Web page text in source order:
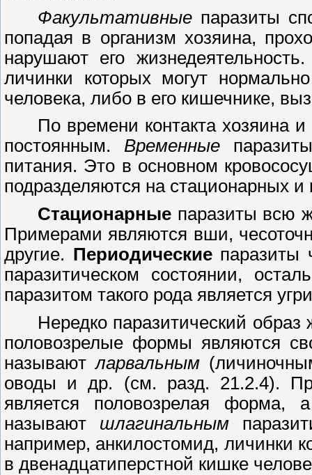
Факультативные паразиты
попадая в организм хозяина,
нарушают его
личинки которых могут
человека, либо в его кишечнике,
По времени контакта хозяина
постоянным. Временные
питания. Это в основном
подразделяются на стационарных и
Стационарные паразиты всю
Примерами являются вши,
другие. Периодическиепаразиты
паразитическом состоянии,
паразитом такого рода является
Нередко паразитический
половозрелые формы являются
называют ларвальным
оводы и др. (см. разд. 21.2.4).
является половозрелая форма,
называют шлагинальным
например, анкилостомид, личинки
в двенадцатиперстной кишке